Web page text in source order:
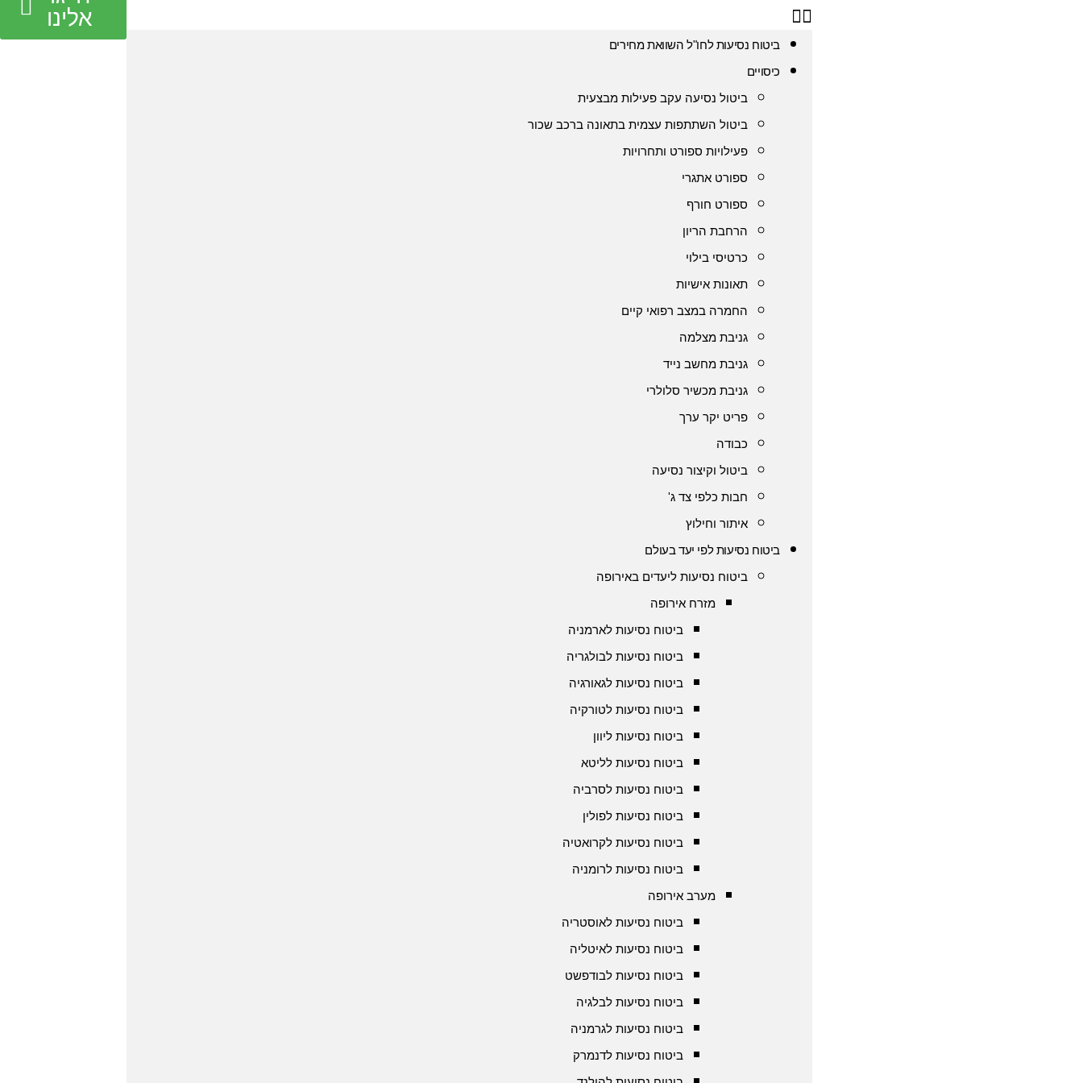
ביטוח נסיעות לחו"ל השוואת מחירים
כיסויים
ביטול נסיעה עקב פעילות מבצעית
ביטול השתתפות עצמית בתאונה ברכב שכור
פעילויות ספורט ותחרויות
ספורט אתגרי
ספורט חורף
הרחבת הריון
כרטיסי בילוי
תאונות אישיות
החמרה במצב רפואי קיים
גניבת מצלמה
גניבת מחשב נייד
גניבת מכשיר סלולרי
פריט יקר ערך
כבודה
ביטול וקיצור נסיעה
חבות כלפי צד ג'
איתור וחילוץ
ביטוח נסיעות לפי יעד בעולם
ביטוח נסיעות ליעדים באירופה
מזרח אירופה
ביטוח נסיעות לארמניה
ביטוח נסיעות לבולגריה
ביטוח נסיעות לגאורגיה
ביטוח נסיעות לטורקיה
ביטוח נסיעות ליוון
ביטוח נסיעות לליטא
ביטוח נסיעות לסרביה
ביטוח נסיעות לפולין
ביטוח נסיעות לקרואטיה
ביטוח נסיעות לרומניה
מערב אירופה
ביטוח נסיעות לאוסטריה
ביטוח נסיעות לאיטליה
ביטוח נסיעות לבודפשט
ביטוח נסיעות לבלגיה
ביטוח נסיעות לגרמניה
ביטוח נסיעות לדנמרק
אלינו